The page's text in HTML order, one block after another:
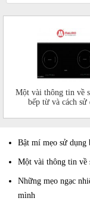
Một vài thông tin về
bếp từ và cách sử
Bật mí mẹo sử dụng
Một vài thông tin về
Những mẹo ngạc
mình